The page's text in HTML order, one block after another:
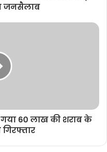
जनसैलाब
60 लाख की शराब के
गिरफ्तार